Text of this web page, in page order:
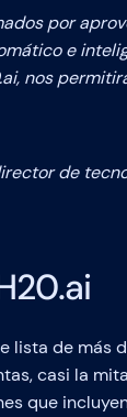
por
e
nos
de
lista de más
casi la
que